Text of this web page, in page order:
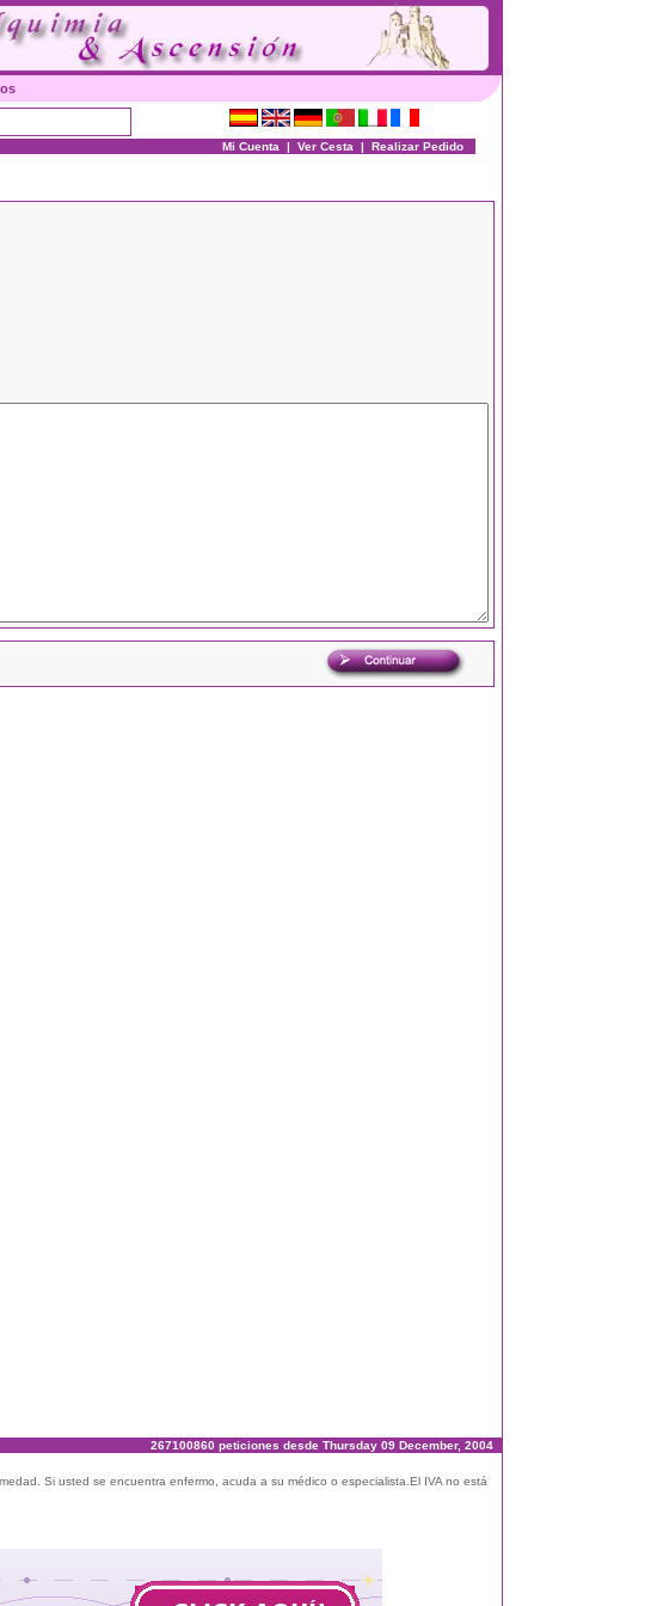
Mi Cuenta | Ver Cesta | Realizar Pedido
267100860 peticiones desde Thursday 09 December, 2004
Si usted se encuentra enfermo, acuda a su médico o especialista.El IVA no está